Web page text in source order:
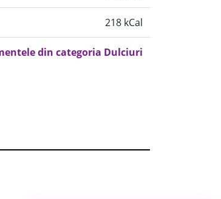
218 kCal
din categoria Dulciuri